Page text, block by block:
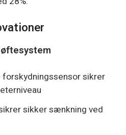
forskydningssensor sikrer
sikker sænkning ved